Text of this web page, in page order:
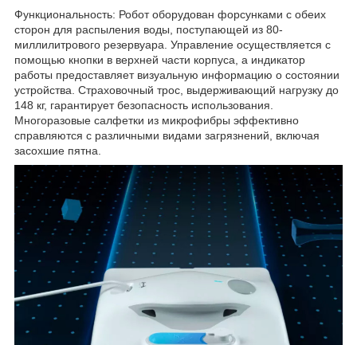
Функциональность: Робот оборудован форсунками с обеих
сторон для распыления воды, поступающей из 80-
миллилитрового резервуара. Управление осуществляется с
помощью кнопки в верхней части корпуса, а индикатор
работы предоставляет визуальную информацию о состоянии
устройства. Страховочный трос, выдерживающий нагрузку до
148 кг, гарантирует безопасность использования.
Многоразовые салфетки из микрофибры эффективно
справляются с различными видами загрязнений, включая
засохшие пятна.